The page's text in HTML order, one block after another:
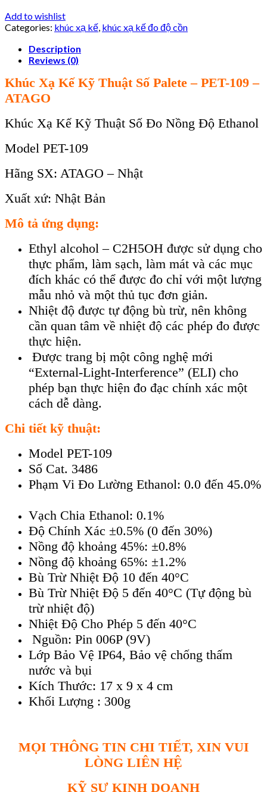
Add to wishlist
Categories: khúc xạ kế, khúc xạ kế đo độ cồn
Description
Reviews (0)
Khúc Xạ Kế Kỹ Thuật Số Palete – PET-109 –
ATAGO
Khúc Xạ Kế Kỹ Thuật Số Đo Nồng Độ Ethanol
Model PET-109
Hãng SX: ATAGO – Nhật
Xuất xứ: Nhật Bản
Mô tả ứng dụng:
Ethyl alcohol – C2H5OH được sử dụng cho
thực phẩm, làm sạch, làm mát và các mục
đích khác có thể được đo chỉ với một lượng
mẫu nhỏ và một thủ tục đơn giản.
Nhiệt độ được tự động bù trừ, nên không
cần quan tâm về nhiệt độ các phép đo được
thực hiện.
Được trang bị một công nghệ mới
“External-Light-Interference” (ELI) cho
phép bạn thực hiện đo đạc chính xác một
cách dễ dàng.
Chi tiết kỹ thuật:
Model PET-109
Số Cat. 3486
Phạm Vi Đo Lường Ethanol: 0.0 đến 45.0%
Vạch Chia Ethanol: 0.1%
Độ Chính Xác ±0.5% (0 đến 30%)
Nồng độ khoảng 45%: ±0.8%
Nồng độ khoảng 65%: ±1.2%
Bù Trừ Nhiệt Độ 10 đến 40°C
Bù Trừ Nhiệt Độ 5 đến 40°C (Tự động bù
trừ nhiệt độ)
Nhiệt Độ Cho Phép 5 đến 40°C
Nguồn: Pin 006P (9V)
Lớp Bảo Vệ IP64, Bảo vệ chống thấm
nước và bụi
Kích Thước: 17 x 9 x 4 cm
Khối Lượng : 300g
MỌI THÔNG TIN CHI TIẾT, XIN VUI
LÒNG LIÊN HỆ
KỸ SƯ KINH DOANH